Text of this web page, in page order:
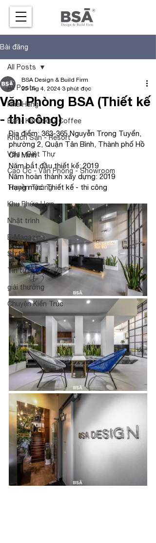
Bài đăng
All Posts
Nhà Hàng
Bar - Karaoke - Coffee
Khách Sạn - Resort
Villa - Biệt Thự
Cao Ốc - Văn Phòng - Showroom
Truyền Thông
Khu Phức Hợp
Nhật trình
E-Magazine
Sự kiện
Tin tức
giải thưởng
Chuyện Kiến Trúc
All Posts
Văn Phòng BSA (Thiết kế
- thi công)
BSA Design & Build Firm
25 thg 4, 2024 3 phút đọc
Địa điểm: 363-365 Nguyễn Trọng Tuyển,
phường 2, Quận Tân Bình, Thành phố Hồ
Chí Minh
Năm bắt đầu thiết kế: 2019
Năm hoàn thành xây dựng: 2019
Hạng mục: Thiết kế - thi công